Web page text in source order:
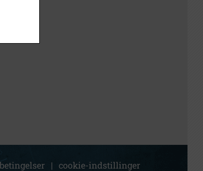
| cookie-indstillinger